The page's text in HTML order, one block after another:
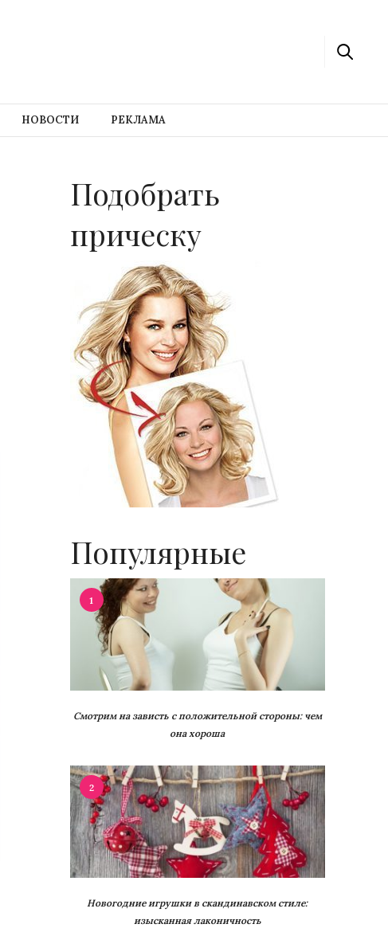
НОВОСТИ РЕКЛАМА
Подобрать
прическу
Популярные
1
Смотрим на зависть с положительной стороны: чем
она хороша
2
Новогодние игрушки в скандинавском стиле:
изысканная лаконичность